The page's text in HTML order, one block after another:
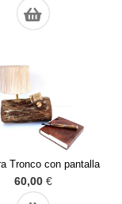
Tronco con pantalla
60,00€